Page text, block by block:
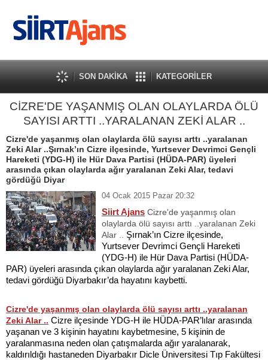
SON DAKİKA KATEGORİLER
CİZRE'DE YAŞANMIŞ OLAN OLAYLARDA ÖLÜ
SAYISI ARTTI ..YARALANAN ZEKİ ALAR ..
Cizre'de yaşanmış olan olaylarda ölü sayısı arttı ..yaralanan
Zeki Alar ..Şırnak’ın Cizre ilçesinde, Yurtsever Devrimci Gençli
Hareketi (YDG-H) ile Hür Dava Partisi (HÜDA-PAR) üyeleri
arasında çıkan olaylarda ağır yaralanan Zeki Alar, tedavi
gördüğü Diyar
04 Ocak 2015 Pazar 20:32
Siirt Ajans Cizre'de yaşanmış olan
olaylarda ölü sayısı arttı ..yaralanan Zeki
Alar .. Şırnak’ın Cizre ilçesinde,
Yurtsever Devrimci Gençli Hareketi
(YDG-H) ile Hür Dava Partisi (HÜDA-
PAR) üyeleri arasında çıkan olaylarda ağır yaralanan Zeki Alar,
tedavi gördüğü Diyarbakır’da hayatını kaybetti.
Cizre'de yaşanmış olan olaylarda ölü sayısı arttı ..yaralanan
Zeki Alar .. Cizre ilçesinde YDG-H ile HÜDA-PAR’lılar arasında
yaşanan ve 3 kişinin hayatını kaybetmesine, 5 kişinin de
yaralanmasına neden olan çatışmalarda ağır yaralanarak,
kaldırıldığı hastaneden Diyarbakır Dicle Üniversitesi Tıp Fakültesi